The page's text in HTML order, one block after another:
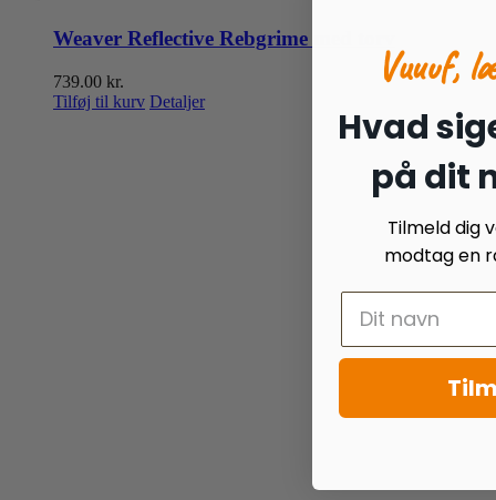
Weaver Reflective Rebgrime med torv
739.00 kr.
Tilføj til kurv Detaljer
Vuuuf,
Hvad
på dit
Tilmeld dig
modtag en